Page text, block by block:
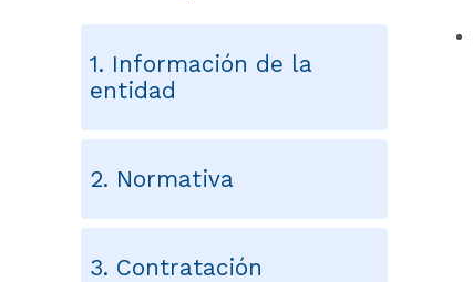
1. Información de la
entidad
2. Normativa
3. Contratación